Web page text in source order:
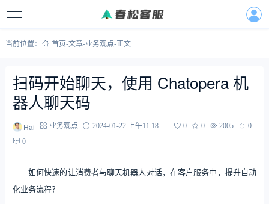
当前位置： 首页-文章-业务观点-正文
扫码开始聊天，使用 Chatopera 机
器人聊天码
Hai 业务观点 2024-01-22 上午11:18 0 0 2005
0
0
如何快速的让消费者与聊天机器人对话，在客户服务中，提升自动
化业务流程？